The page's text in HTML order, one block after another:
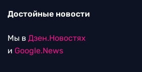
Достойные новости
Мы в Дзен.Новостях
и Google.News